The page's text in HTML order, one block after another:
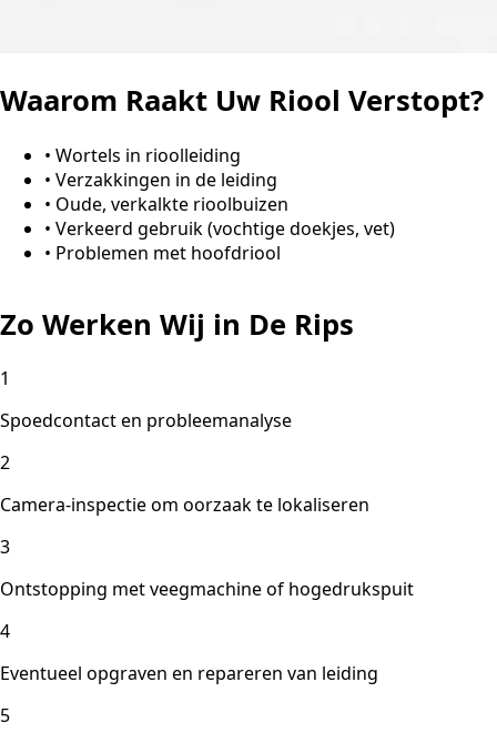
Waarom Raakt Uw Riool Verstopt?
• Wortels in rioolleiding
• Verzakkingen in de leiding
• Oude, verkalkte rioolbuizen
• Verkeerd gebruik (vochtige doekjes, vet)
• Problemen met hoofdriool
Zo Werken Wij in De Rips
1
Spoedcontact en probleemanalyse
2
Camera-inspectie om oorzaak te lokaliseren
3
Ontstopping met veegmachine of hogedrukspuit
4
Eventueel opgraven en repareren van leiding
5